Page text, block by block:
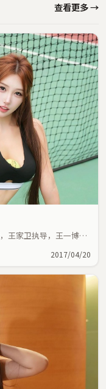
查看更多 →
王家卫执导，王一博、
2017/04/20